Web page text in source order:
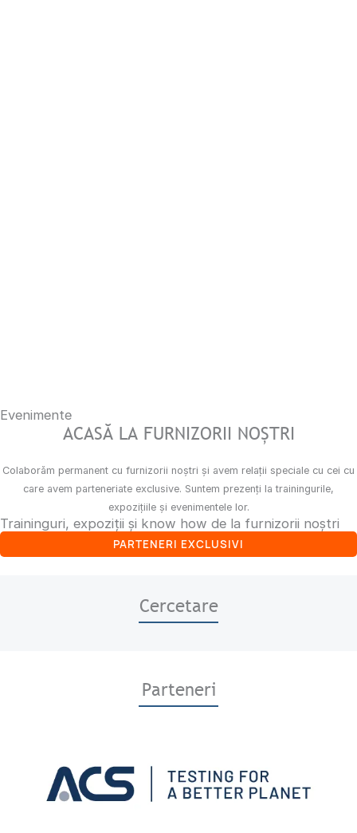
Evenimente
ACASĂ LA FURNIZORII NOȘTRI
Colaborăm permanent cu furnizorii noștri și avem relații speciale cu cei cu
care avem parteneriate exclusive. Suntem prezenți la trainingurile,
expozițiile și evenimentele lor.
Traininguri, expoziții și know how de la furnizorii noștri
PARTENERI EXCLUSIVI
Cercetare
Parteneri